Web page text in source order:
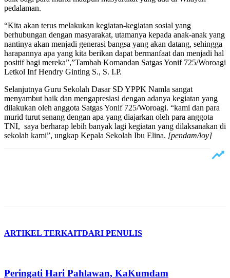
pedalaman.
“Kita akan terus melakukan kegiatan-kegiatan sosial yang
berhubungan dengan masyarakat, utamanya kepada anak-anak yang
nantinya akan menjadi generasi bangsa yang akan datang, sehingga
harapannya apa yang kita berikan dapat bermanfaat dan menjadi hal
positif bagi mereka”,”Tambah Komandan Satgas Yonif 725/Woroagi
Letkol Inf Hendry Ginting S., S. I.P.
Selanjutnya Guru Sekolah Dasar SD YPPK Namla sangat
menyambut baik dan mengapresiasi dengan adanya kegiatan yang
dilakukan oleh anggota Satgas Yonif 725/Woroagi. “kami dan para
murid turut senang dengan apa yang diajarkan oleh para anggota
TNI, saya berharap lebih banyak lagi kegiatan yang dilaksanakan di
sekolah kami”, ungkap Kepala Sekolah Ibu Elina. [pendam/loy]
ARTIKEL TERKAITDARI PENULIS
Peringati Hari Pahlawan, KaKumdam